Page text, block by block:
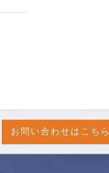
お問い合わせはこちら